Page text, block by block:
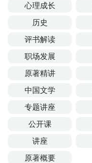
心理成长
历史
评书解读
职场发展
原著精讲
中国文学
专题讲座
公开课
讲座
原著概要